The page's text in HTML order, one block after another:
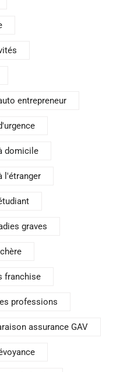
entrepreneur
domicile
l'étranger
graves
franchise
professions
assurance GAV